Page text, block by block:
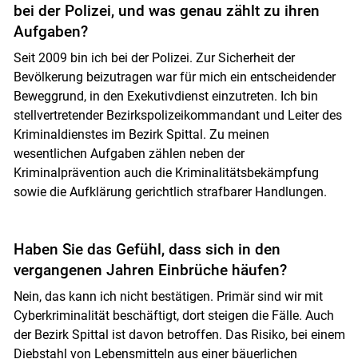
bei der Polizei, und was genau zählt zu ihren
Aufgaben?
Seit 2009 bin ich bei der Polizei. Zur Sicherheit der
Bevölkerung beizutragen war für mich ein entscheidender
Beweggrund, in den Exekutivdienst einzutreten. Ich bin
stellvertretender Bezirkspolizeikommandant und Leiter des
Kriminaldienstes im Bezirk Spittal. Zu meinen
wesentlichen Aufgaben zählen neben der
Kriminalprävention auch die Kriminalitätsbekämpfung
sowie die Aufklärung gerichtlich strafbarer Handlungen.
Haben Sie das Gefühl, dass sich in den
vergangenen Jahren Einbrüche häufen?
Nein, das kann ich nicht bestätigen. Primär sind wir mit
Cyberkriminalität beschäftigt, dort steigen die Fälle. Auch
der Bezirk Spittal ist davon betroffen. Das Risiko, bei einem
Diebstahl von Lebensmitteln aus einer bäuerlichen